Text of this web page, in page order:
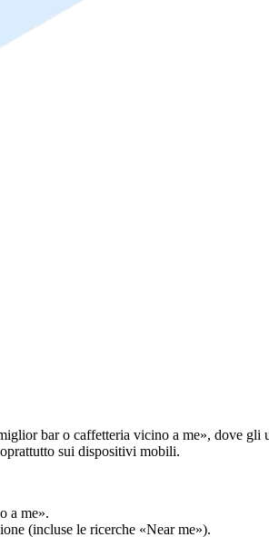
bar o caffetteria vicino a me», dove
sui dispositivi mobili.
a me».
(incluse le ricerche «Near me»).